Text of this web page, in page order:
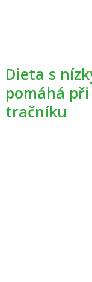
Dieta s nízkým obsahem FODMAP
pomáhá
tračníku